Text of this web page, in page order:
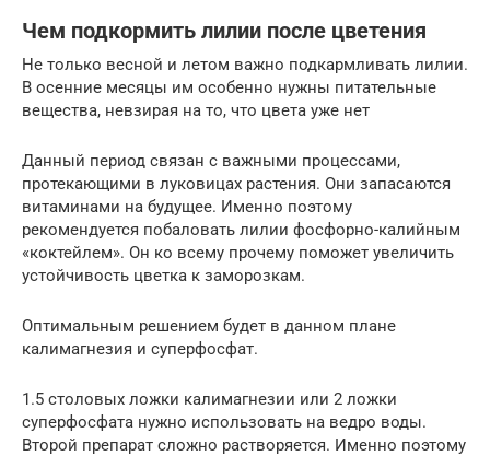
Чем подкормить лилии после цветения
Не только весной и летом важно подкармливать лилии.
В осенние месяцы им особенно нужны питательные
вещества, невзирая на то, что цвета уже нет
Данный период связан с важными процессами,
протекающими в луковицах растения. Они запасаются
витаминами на будущее. Именно поэтому
рекомендуется побаловать лилии фосфорно-калийным
«коктейлем». Он ко всему прочему поможет увеличить
устойчивость цветка к заморозкам.
Оптимальным решением будет в данном плане
калимагнезия и суперфосфат.
1.5 столовых ложки калимагнезии или 2 ложки
суперфосфата нужно использовать на ведро воды.
Второй препарат сложно растворяется. Именно поэтому